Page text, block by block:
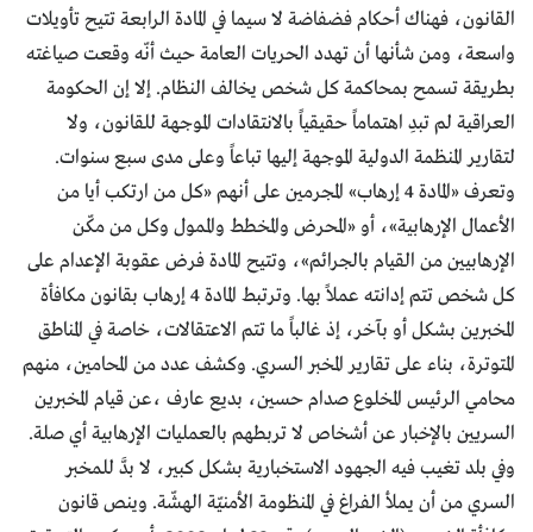
القانون، فهناك أحكام فضفاضة لا سيما في المادة الرابعة تتيح تأويلات
واسعة، ومن شأنها أن تهدد الحريات العامة حيث أنّه وقعت صياغته
بطريقة تسمح بمحاكمة كل شخص يخالف النظام. إلا إن الحكومة
العراقية لم تبدِ اهتماماً حقيقياً بالانتقادات الموجهة للقانون، ولا
لتقارير المنظمة الدولية الموجهة إليها تباعاً وعلى مدى سبع سنوات.
وتعرف «المادة 4 إرهاب» المجرمين على أنهم «كل من ارتكب أيا من
الأعمال الإرهابية»، أو «المحرض والمخطط والممول وكل من مكّن
الإرهابيين من القيام بالجرائم»، وتتيح المادة فرض عقوبة الإعدام على
كل شخص تتم إدانته عملاً بها. وترتبط المادة 4 إرهاب بقانون مكافأة
المخبرين بشكل أو بآخر، إذ غالباً ما تتم الاعتقالات، خاصة في المناطق
المتوترة، بناء على تقارير المخبر السري. وكشف عدد من المحامين، منهم
محامي الرئيس المخلوع صدام حسين، بديع عارف ،عن قيام المخبرين
السريين بالإخبار عن أشخاص لا تربطهم بالعمليات الإرهابية أي صلة.
وفي بلد تغيب فيه الجهود الاستخبارية بشكل كبير، لا بدَّ للمخبر
السري من أن يملأ الفراغ في المنظومة الأمنيّة الهشّة. وينص قانون